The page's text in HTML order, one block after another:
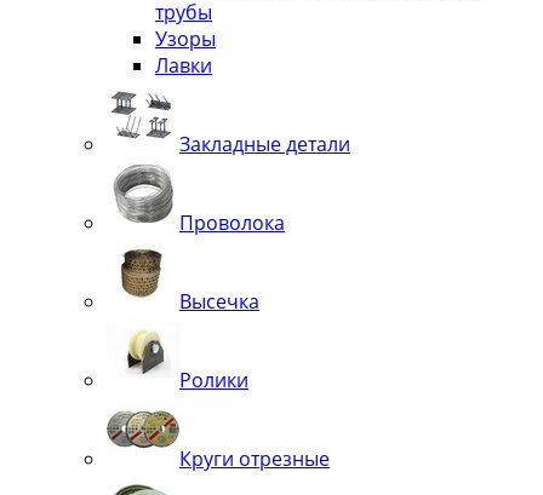
трубы
Узоры
Лавки
Закладные детали
Проволока
Высечка
Ролики
Круги отрезные